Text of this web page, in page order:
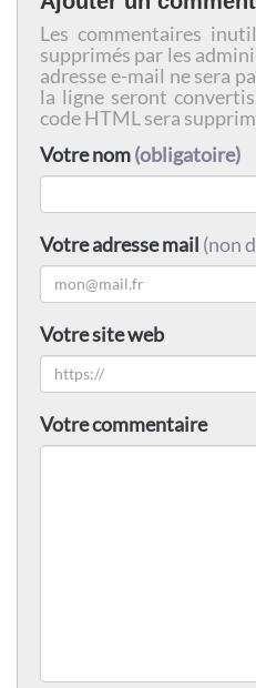
Les commentaires
supprimés par les
adresse e-mail ne sera
la ligne seront
code HTML sera
Votre nom(obligatoire)
Votre adresse mail (non
Votre site web
Votre commentaire